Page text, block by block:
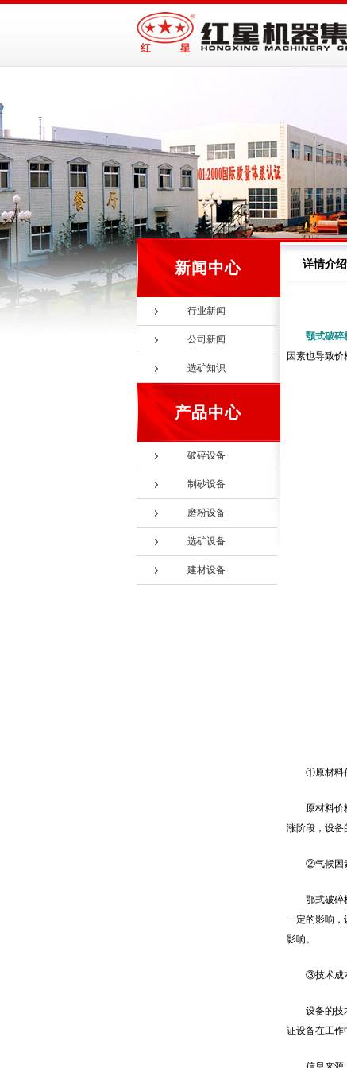
新闻中心
行业新闻
公司新闻
选矿知识
产品中心
破碎设备
制砂设备
磨粉设备
选矿设备
建材设备
详情介绍
颚式破碎
因素也导致
①原材料
原材料价
涨阶段，设备
②气候因
鄂式破碎
一定的影响，
影响。
③技术成
设备的技
证设备在工作